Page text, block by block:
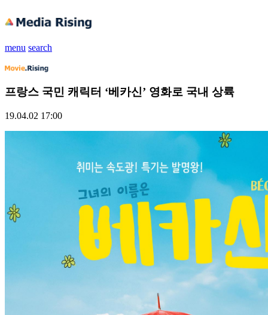
menu search
프랑스 국민 캐릭터 ‘베카신’ 영화로 국내 상륙
19.04.02 17:00